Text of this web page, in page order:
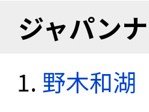
ジャパン
野木和湖